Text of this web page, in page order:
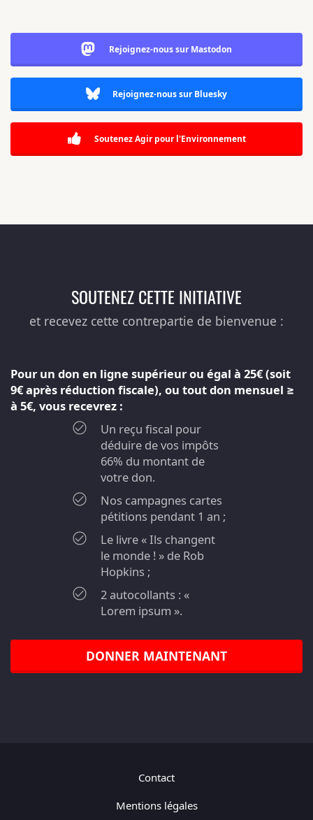
Rejoignez-nous sur Mastodon
Rejoignez-nous sur Bluesky
Soutenez Agir pour l'Environnement
SOUTENEZ CETTE INITIATIVE
et recevez cette contrepartie de bienvenue :
Pour un don en ligne supérieur ou égal à 25€ (soit
9€ après réduction fiscale), ou tout don mensuel ≥
à 5€, vous recevrez :
Un reçu fiscal pour
déduire de vos impôts
66% du montant de
votre don.
Nos campagnes cartes
pétitions pendant 1 an ;
Le livre « Ils changent
le monde ! » de Rob
Hopkins ;
2 autocollants : «
Lorem ipsum ».
DONNER MAINTENANT
Contact
Mentions légales